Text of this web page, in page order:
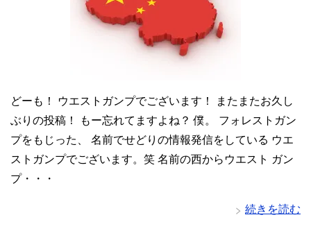
どーも！ ウエストガンプでございます！ またまたお久し
ぶりの投稿！ もー忘れてますよね？ 僕。 フォレストガン
プをもじった、 名前でせどりの情報発信をしている ウエ
ストガンプでございます。笑 名前の西からウエスト ガン
プ・・・
続きを読む